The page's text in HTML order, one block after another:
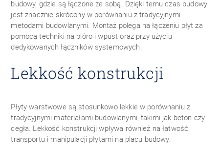
budowy, gdzie są łączone ze sobą. Dzięki temu czas budowy
jest znacznie skrócony w porównaniu z tradycyjnymi
metodami budowlanymi. Montaż polega na łączeniu płyt za
pomocą techniki na pióro i wpust oraz przy użyciu
dedykowanych łączników systemowych.
Lekkość konstrukcji
Płyty warstwowe są stosunkowo lekkie w porównaniu z
tradycyjnymi materiałami budowlanymi, takimi jak beton czy
cegła. Lekkość konstrukcji wpływa również na łatwość
transportu i manipulacji płytami na placu budowy.